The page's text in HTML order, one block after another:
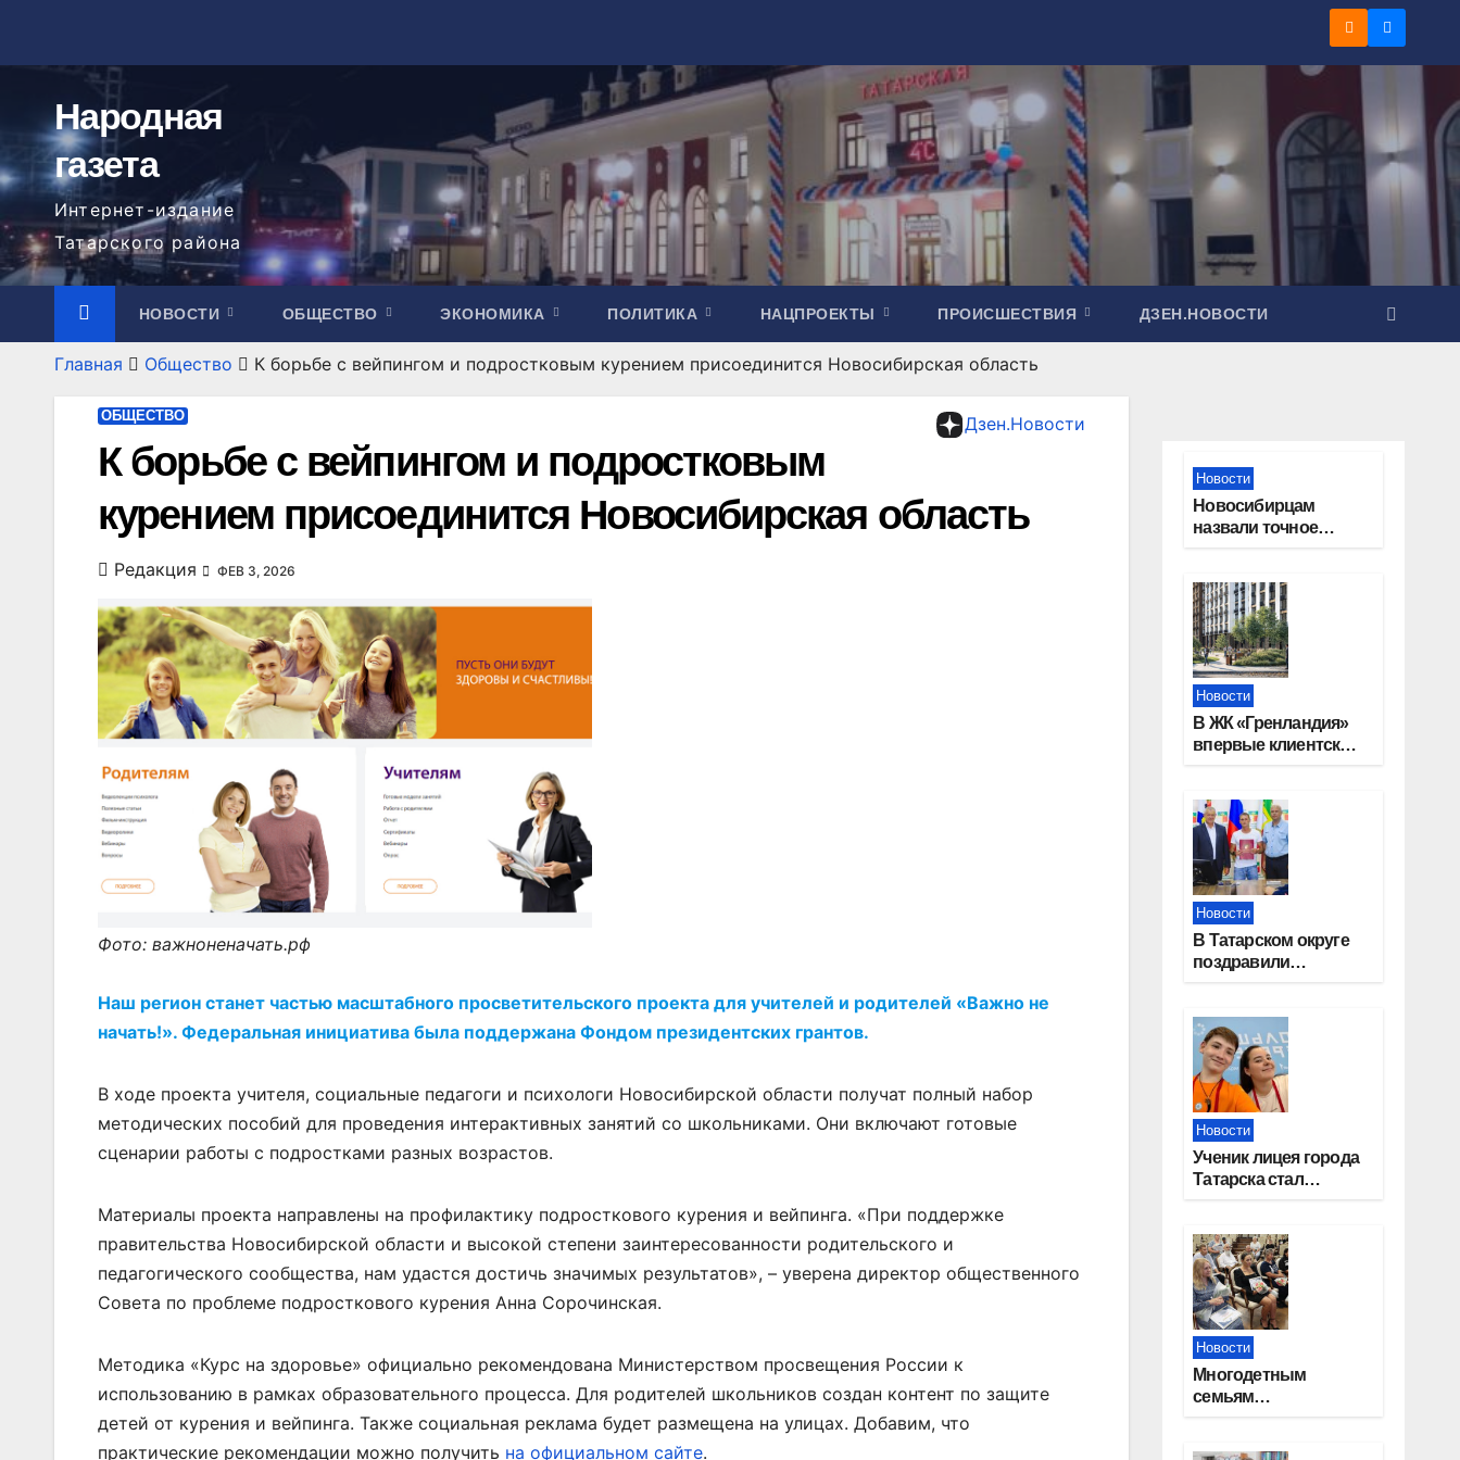
содержимому
Народная
газета
Интернет-издание
Татарского района
НОВОСТИ ОБЩЕСТВО ЭКОНОМИКА ПОЛИТИКА НАЦПРОЕКТЫ ПРОИСШЕСТВИЯ ДЗЕН.НОВОСТИ
Главная Общество К борьбе с вейпингом и подростковым курением присоединится Новосибирская область
Дзен.Новости
ОБЩЕСТВО
К борьбе с вейпингом и подростковым
курением присоединится Новосибирская область
Редакция ФЕВ 3, 2026
Фото: важноненачать.рф
Наш регион станет частью масштабного просветительского проекта для учителей и родителей «Важно не
начать!». Федеральная инициатива была поддержана Фондом президентских грантов.
В ходе проекта учителя, социальные педагоги и психологи Новосибирской области получат полный набор
методических пособий для проведения интерактивных занятий со школьниками. Они включают готовые
сценарии работы с подростками разных возрастов.
Материалы проекта направлены на профилактику подросткового курения и вейпинга. «При поддержке
правительства Новосибирской области и высокой степени заинтересованности родительского и
педагогического сообщества, нам удастся достичь значимых результатов», – уверена директор общественного
Совета по проблеме подросткового курения Анна Сорочинская.
Методика «Курс на здоровье» официально рекомендована Министерством просвещения России к
использованию в рамках образовательного процесса. Для родителей школьников создан контент по защите
детей от курения и вейпинга. Также социальная реклама будет размещена на улицах. Добавим, что
практические рекомендации можно получить на официальном сайте.
Новости
Новосибирцам
назвали точное
праздники в 2027
году
Новости
В ЖК «Гренландия»
впервые клиентские
группы компаний
«СОЮЗ»
Новости
В Татарском округе
поздравили
отрасли
Новости
Ученик лицея города
Татарска стал
Новости
Многодетным
семьям